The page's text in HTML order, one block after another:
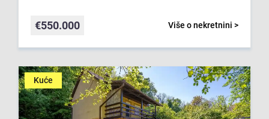
Više o nekretnini >
€550.000
Kuće